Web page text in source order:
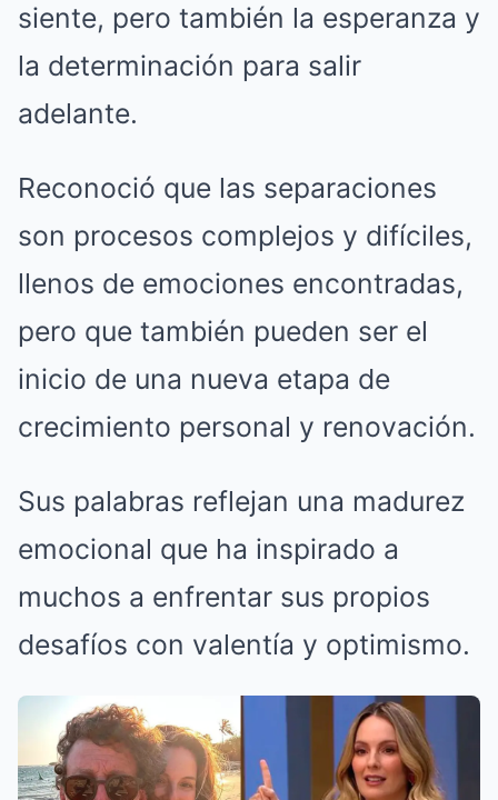
siente, pero también la esperanza y
la determinación para salir
adelante.
Reconoció que las separaciones
son procesos complejos y difíciles,
llenos de emociones encontradas,
pero que también pueden ser el
inicio de una nueva etapa de
crecimiento personal y renovación.
Sus palabras reflejan una madurez
emocional que ha inspirado a
muchos a enfrentar sus propios
desafíos con valentía y optimismo.